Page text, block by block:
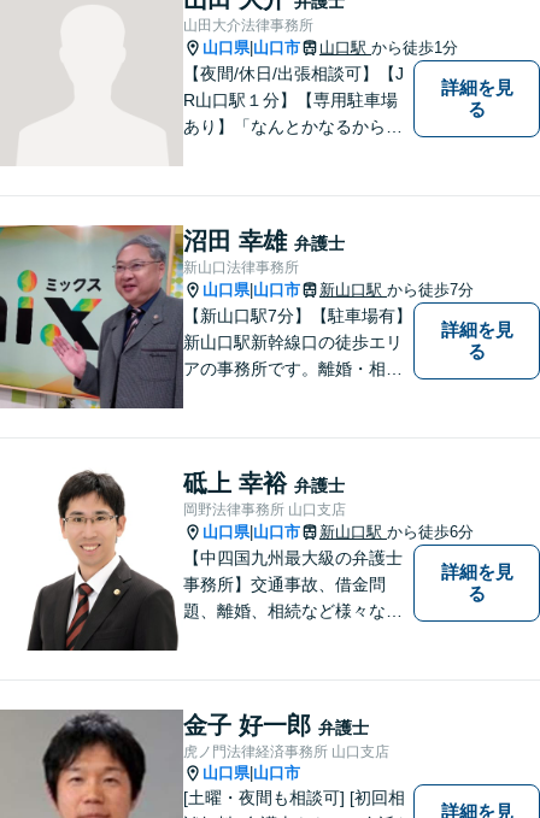
山田大介法律事務所
山口県| 山口市 山口駅 から徒歩1分
【夜間/休日/出張相談可】【J
R山口駅１分】【専用駐車場
あり】「なんとかなるから大
方はお気軽にご相談くださ
い。
詳細を見
る
沼田 幸雄 弁護士
新山口法律事務所
山口県| 山口市 新山口駅 から徒歩7分
【新山口駅7分】【駐車場有】
新山口駅新幹線口の徒歩エリ
アの事務所です。離婚・相続
になることがあれば、おたず
ねください。
詳細を見
る
砥上 幸裕 弁護士
岡野法律事務所 山口支店
山口県| 山口市 新山口駅 から徒歩6分
【中四国九州最大級の弁護士
事務所】交通事故、借金問
題、離婚、相続など様々な問
い！
詳細を見
る
金子 好一郎 弁護士
虎ノ門法律経済事務所 山口支店
山口県| 山口市
[土曜・夜間も相談可] [初回相
詳細を見